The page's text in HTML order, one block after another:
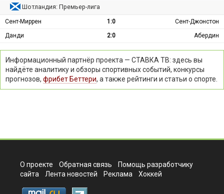
Шотландия: Премьер-лига
Сент-Миррен 1:0
Сент-Джонстон
Данди
2:0 Абердин
Информационный партнёр проекта — СТАВКА ТВ: здесь вы
найдёте аналитику и обзоры спортивных событий, конкурсы
прогнозов, фрибет Беттери, а также рейтинги и статьи о спорте.
О проекте Обратная связь
Помощь разработчику
сайта
Лента новостей Реклама Хоккей